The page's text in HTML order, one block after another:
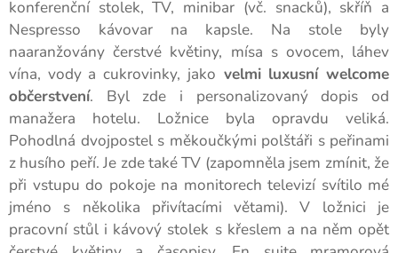
konferenční stolek, TV, minibar (vč. snacků), skříň a
Nespresso kávovar na kapsle. Na stole byly
naaranžovány čerstvé květiny, mísa s ovocem, láhev
vína, vody a cukrovinky, jako velmi luxusní welcome
občerstvení. Byl zde i personalizovaný dopis od
manažera hotelu. Ložnice byla opravdu veliká.
Pohodlná dvojpostel s měkoučkými polštáři s peřinami
z husího peří. Je zde také TV (zapomněla jsem zmínit, že
při vstupu do pokoje na monitorech televizí svítilo mé
jméno s několika přivítacími větami). V ložnici je
pracovní stůl i kávový stolek s křeslem a na něm opět